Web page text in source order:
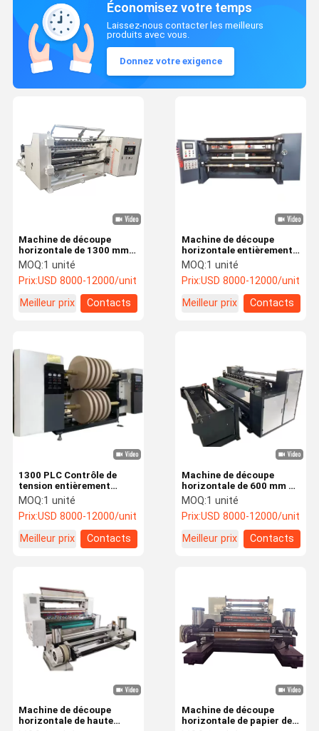
Produits
À Propos De
Économisez votre temps
Laissez-nous contacter les meilleurs
produits avec vous.
Donnez votre exigence
Machine de découpe
horizontale entièrement
automatique de papier
longitudinale pour papier
revêtu
MOQ:1 unité
Prix:USD 8000-12000/unit
Meilleur prix
Contacts
Machine de découpe
horizontale de 1300 mm
200 m/min Pour les
besoins du client
MOQ:1 unité
Prix:USD 8000-12000/unit
Meilleur prix
Contacts
Machine de découpe
horizontale de 600 mm de
précision pour découper
et rebobinage
MOQ:1 unité
Prix:USD 8000-12000/unit
Meilleur prix
Contacts
1300 PLC Contrôle de
tension entièrement
automatique Machine de
découpe horizontale pour
le papier kraft
MOQ:1 unité
Prix:USD 8000-12000/unit
Meilleur prix
Contacts
Machine de découpe
horizontale de papier de
Machine de découpe
horizontale de haute